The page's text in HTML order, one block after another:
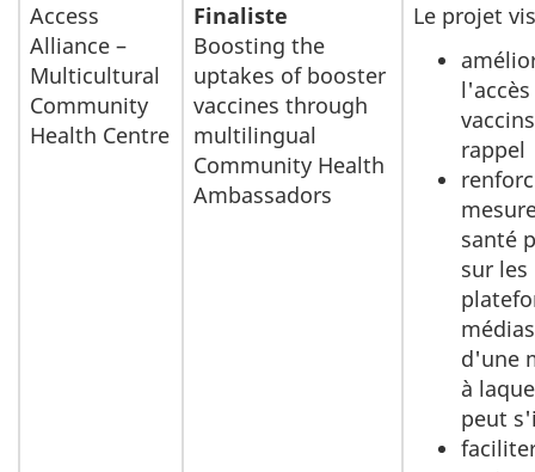
Access
Alliance –
Multicultural
Community
Health Centre
Finaliste
Boosting the
uptakes of booster
vaccines through
multilingual
Community Health
Ambassadors
Le projet
rappel
santé
sur les
d'une
à
peut